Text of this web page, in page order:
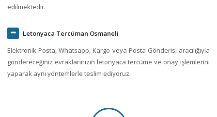
edilmektedir.
Letonyaca Tercüman Osmaneli
Elektronik Posta, Whatsapp, Kargo veya Posta Gönderisi aracılığıyla
göndereceğiniz evraklarınızın letonyaca tercüme ve onay işlemlerini
yaparak aynı yöntemlerle teslim ediyoruz.